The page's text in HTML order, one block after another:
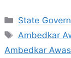
Categories
State
Tags
Ambedkar
Ambedkar